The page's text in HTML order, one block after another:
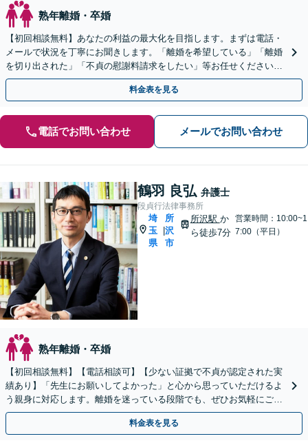
熟年離婚・卒婚
【初回相談無料】あなたの利益の最大化を目指します。まずは電話・
メールで状況を丁寧にお聞きします。「離婚を希望している」「離婚
を切り出された」「不貞の慰謝料請求をしたい」等お任せください。
【リーズナブルな料金設定】
料金表を見る
電話でお問い合わせ メールでお問い合わせ
鶴羽 良弘 弁護士
段貞行法律事務所
埼
玉
県
所
沢
市
所沢駅 か
ら徒歩7分
営業時間：10:00~1
7:00（平日）
熟年離婚・卒婚
【初回相談無料】【電話相談可】【少ない証拠で不貞が認定された実
績あり】「先生にお願いしてよかった」と心から思っていただけるよ
う親身に対応します。離婚を迷っている段階でも、ぜひお気軽にご相
談ください。【子連れ相談可】【休日・夜間相談可】
料金表を見る